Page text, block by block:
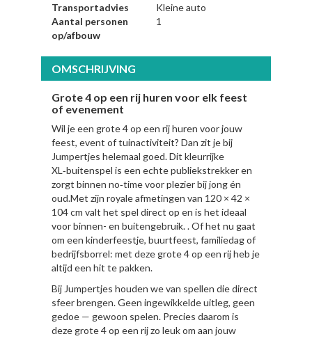
Transportadvies
Kleine auto
Aantal personen
op/afbouw
1
OMSCHRIJVING
Grote 4 op een rij huren voor elk feest
of evenement
Wil je een grote 4 op een rij huren voor jouw
feest, event of tuinactiviteit? Dan zit je bij
Jumpertjes helemaal goed. Dit kleurrijke
XL‑buitenspel is een echte publiekstrekker en
zorgt binnen no‑time voor plezier bij jong én
oud.Met zijn royale afmetingen van 120 × 42 ×
104 cm valt het spel direct op en is het ideaal
voor binnen- en buitengebruik. . Of het nu gaat
om een kinderfeestje, buurtfeest, familiedag of
bedrijfsborrel: met deze grote 4 op een rij heb je
altijd een hit te pakken.
Bij Jumpertjes houden we van spellen die direct
sfeer brengen. Geen ingewikkelde uitleg, geen
gedoe — gewoon spelen. Precies daarom is
deze grote 4 op een rijzo leuk om aan jouw